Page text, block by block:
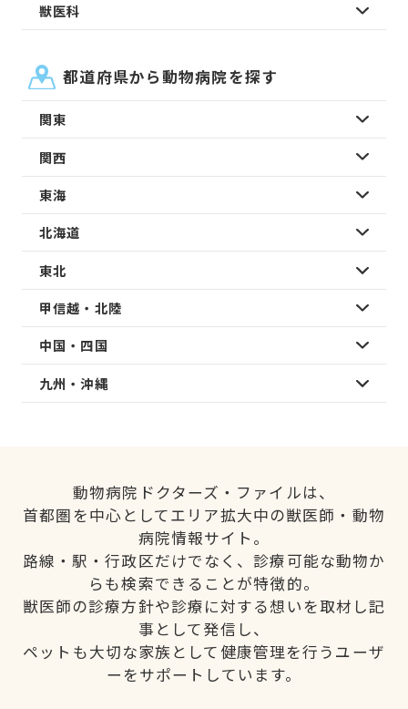
獣医科
都道府県から動物病院を探す
関東
関西
東海
北海道
東北
甲信越・北陸
中国・四国
九州・沖縄
動物病院ドクターズ・ファイルは、
首都圏を中心としてエリア拡大中の獣医師・動物
病院情報サイト。
路線・駅・行政区だけでなく、診療可能な動物か
らも検索できることが特徴的。
獣医師の診療方針や診療に対する想いを取材し記
事として発信し、
ペットも大切な家族として健康管理を行うユーザ
ーをサポートしています。